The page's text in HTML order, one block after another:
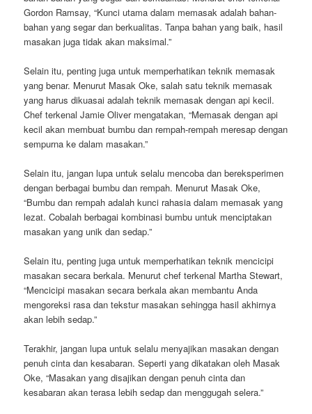
Gordon Ramsay, “Kunci utama dalam memasak adalah bahan-
bahan yang segar dan berkualitas. Tanpa bahan yang baik, hasil
masakan juga tidak akan maksimal.”
Selain itu, penting juga untuk memperhatikan teknik memasak
yang benar. Menurut Masak Oke, salah satu teknik memasak
yang harus dikuasai adalah teknik memasak dengan api kecil.
Chef terkenal Jamie Oliver mengatakan, “Memasak dengan api
kecil akan membuat bumbu dan rempah-rempah meresap dengan
sempurna ke dalam masakan.”
Selain itu, jangan lupa untuk selalu mencoba dan bereksperimen
dengan berbagai bumbu dan rempah. Menurut Masak Oke,
“Bumbu dan rempah adalah kunci rahasia dalam memasak yang
lezat. Cobalah berbagai kombinasi bumbu untuk menciptakan
masakan yang unik dan sedap.”
Selain itu, penting juga untuk memperhatikan teknik mencicipi
masakan secara berkala. Menurut chef terkenal Martha Stewart,
“Mencicipi masakan secara berkala akan membantu Anda
mengoreksi rasa dan tekstur masakan sehingga hasil akhirnya
akan lebih sedap.”
Terakhir, jangan lupa untuk selalu menyajikan masakan dengan
penuh cinta dan kesabaran. Seperti yang dikatakan oleh Masak
Oke, “Masakan yang disajikan dengan penuh cinta dan
kesabaran akan terasa lebih sedap dan menggugah selera.”